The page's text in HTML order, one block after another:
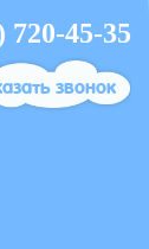
720-45-35
звонок